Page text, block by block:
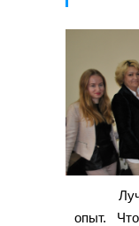
опыт.